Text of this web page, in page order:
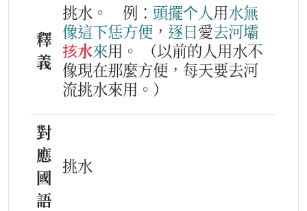
釋
義
挑水。 例： 頭擺个人用水無
像這下恁方便 ， 逐日愛去河壩
㧡水來用。
（以前的人用水不
像現在那麼方便，每天要去河
流挑水來用。）
對
應
國
語
挑水